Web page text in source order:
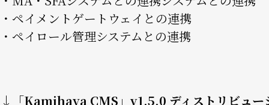
・ペイメントゲートウェイとの連携
・ペイロール管理システムとの連携
↓「Kamihaya CMS」v1.5.0 ディストリビュー